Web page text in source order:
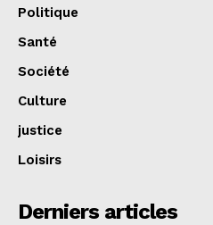
Politique
Santé
Société
Culture
justice
Loisirs
Derniers articles